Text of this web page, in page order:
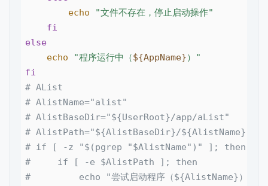
echo
"文件不存在，停止启动操作"
fi
else
echo
"程序运行中（${AppName}）"
fi
# AList
# AlistName="alist"
# AlistBaseDir="${UserRoot}/app/aList"
# AlistPath="${AlistBaseDir}/${AlistName}"
# if [ -z "$(pgrep "$AlistName")" ]; then
#     if [ -e $AlistPath ]; then
#         echo "尝试启动程序（${AlistName}）"